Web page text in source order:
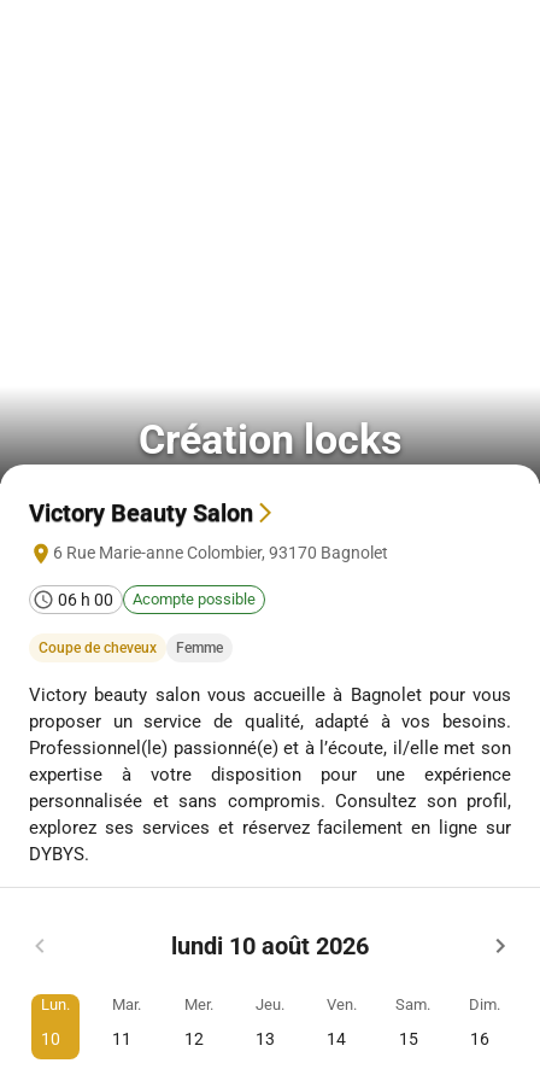
Création locks
Victory Beauty Salon
6 Rue Marie-anne Colombier, 93170 Bagnolet
06 h 00 Acompte possible
Coupe de cheveux Femme
Victory beauty salon vous accueille à Bagnolet pour vous
proposer un service de qualité, adapté à vos besoins.
Professionnel(le) passionné(e) et à l’écoute, il/elle met son
expertise à votre disposition pour une expérience
personnalisée et sans compromis. Consultez son profil,
explorez ses services et réservez facilement en ligne sur
DYBYS.
lundi 10 août 2026
Lun.
10
Mar.
11
Mer.
12
Jeu.
13
Ven.
14
Sam.
15
Dim.
16